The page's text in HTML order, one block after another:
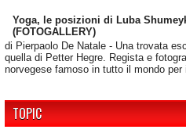
Yoga, le posizioni di Luba
(FOTOGALLERY)
di Pierpaolo De Natale - Una trovata
quella di Petter Hegre. Regista e
norvegese famoso in tutto il mondo per
TOPIC